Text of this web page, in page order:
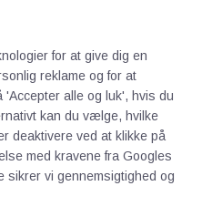
støbe store og
nøjagtighed. PUR
teknologi i både
og
for at give dig en
reklame og for at
alle og luk', hvis du
kan du vælge, hvilke
deaktivere ved at klikke på
med kravene fra Googles
sikrer vi gennemsigtighed og